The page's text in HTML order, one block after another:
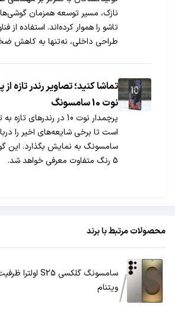
نازک، مسیر توسعه همزمان
تاشو را هموار کرده‌اند. استفاده از
طراحی داخلی، نه‌تنها به کاهش
به شمار می‌رود.
تماشا کنید؛ تصاویر رندر تازه
نوت 10 سامسونگ
پرچمدار نوت 10 در
است تا برخی شایعه‌های اخیر را
سامسونگ به نمایش بگذارد. این
5 رنگ متفاوت معرفی خواهد شد.
محصولات مرتبط با برند
ویتنام